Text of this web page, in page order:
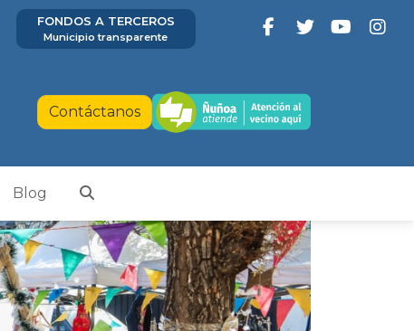
FONDOS A TERCEROS
Municipio transparente
Contáctanos
Blog